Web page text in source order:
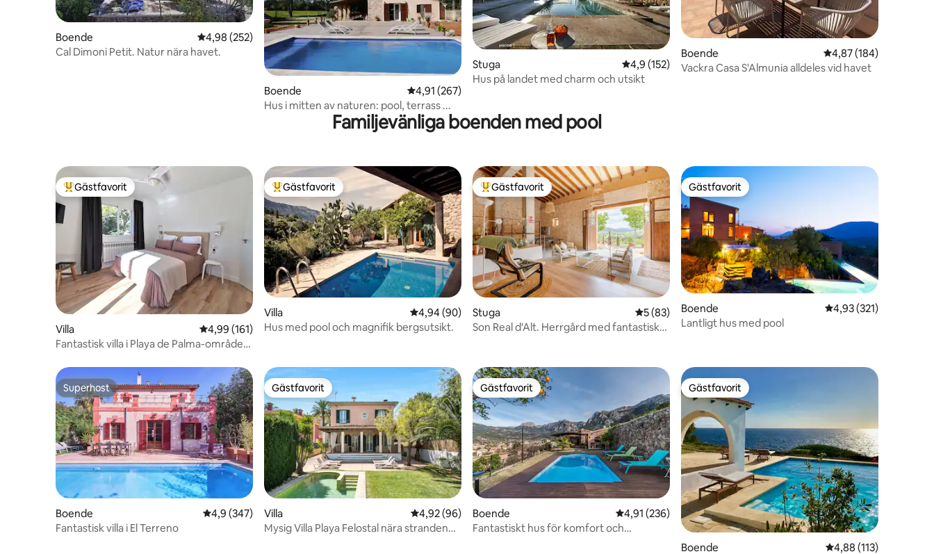
Boende 4,98 av 5 i genomsnittligt betyg, 252 omdömen
4,98 (252)
Cal Dimoni Petit. Natur nära havet.
Boende 4,91 av 5 i genomsnittligt betyg, 267 omdömen
4,91 (267)
Hus i mitten av naturen: pool, terrass ...
Stuga 4,9 av 5 i genomsnittligt betyg, 152 omdömen
4,9 (152)
Hus på landet med charm och utsikt
Boende 4,87 av 5 i
4,87 (184)
Vackra Casa S'Almunia alldeles vid havet
Familjevänliga boenden med pool
Populär gästfavorit
Gästfavorit
Villa 4,99 av 5 i genomsnittligt betyg, 161 omdömen
4,99 (161)
Fantastisk villa i Playa de Palma-området
Populär gästfavorit
Gästfavorit
Villa 4,94 av 5 i genomsnittligt betyg, 90 omdömen
4,94 (90)
Hus med pool och magnifik bergsutsikt.
Populär gästfavorit
Gästfavorit
Stuga 5 av 5 i genomsnittligt betyg, 83 omdömen
5 (83)
Son Real d'Alt. Herrgård med fantastisk
Gästfavorit
Gästfavorit
Boende 4,93 av 5 i
4,93 (321)
Lantligt hus med pool
Superhost
Superhost
Boende 4,9 av 5 i genomsnittligt betyg, 347 omdömen
4,9 (347)
Fantastisk villa i El Terreno
Gästfavorit
Gästfavorit
Villa 4,92 av 5 i genomsnittligt betyg, 96 omdömen
4,92 (96)
Mysig Villa Playa Felostal nära stranden
Gästfavorit
Gästfavorit
Boende 4,91 av 5 i genomsnittligt betyg, 236 omdömen
4,91 (236)
Fantastiskt hus för komfort och
Gästfavorit
Gästfavorit
Boende 4,88 av 5 i
4,88 (113)